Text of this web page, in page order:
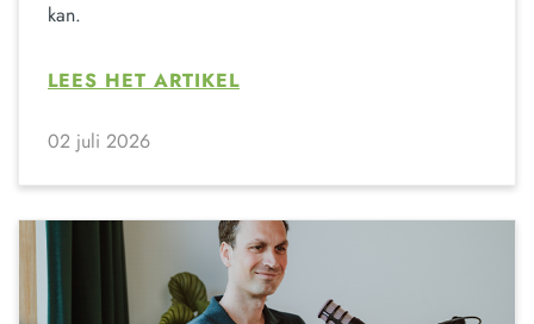
kan.
LEES HET ARTIKEL
02 juli 2026